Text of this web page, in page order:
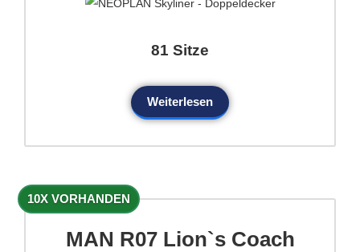
81 Sitze
Weiterlesen
10X VORHANDEN
MAN R07 Lion`s Coach